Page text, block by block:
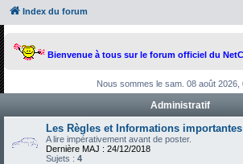
Index du forum
Bienvenue à tous sur le forum officiel du
Nous sommes le sam. 08 août 2026,
Administratif
Les Règles et Informations importantes
A lire impérativement avant de poster.
Dernière MAJ : 24/12/2018
Sujets : 4